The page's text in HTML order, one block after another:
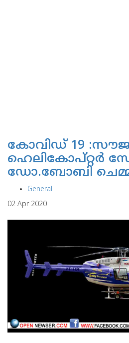
കോവിഡ് 19
ഹെലികോപ്റ്റര്‍
ഡോ.ബോബി
General
02 Apr 2020